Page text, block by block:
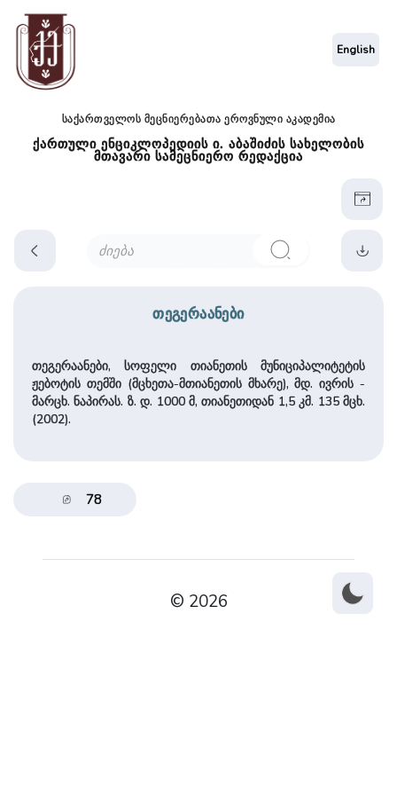
საქართველოს მეცნიერებათა ეროვნული აკადემია
ქართული ენციკლოპედიის ი. აბაშიძის სახელობის
მთავარი სამეცნიერო რედაქცია
English
თეგერაანები
თეგერაანები, სოფელი თიანეთის მუ­ნი­ცი­პა­ლი­ტე­ტის
ჟებოტის თემში (მცხეთა-მთიანეთის მხა­რე), მდ. ივრის ­
მარცხ. ნაპირას. ზ. დ. 1000 მ, თიანეთიდან 1,5 კმ. 135 მცხ.
(2002).
78
© 2026